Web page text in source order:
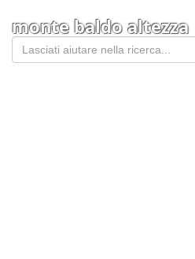
monte baldo altezza